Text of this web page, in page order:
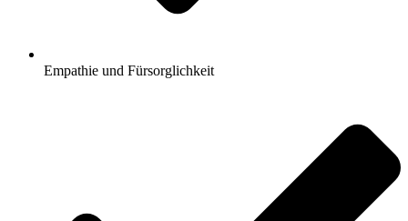
Empathie und Fürsorglichkeit